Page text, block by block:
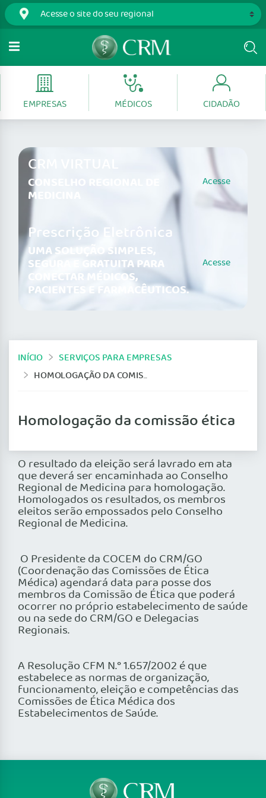
EMPRESAS MÉDICOS CIDADÃO
CRM VIRTUAL
CONSELHO REGIONAL DE
MEDICINA
Acesse
Prescrição Eletrônica
UMA SOLUÇÃO SIMPLES,
SEGURA E GRATUITA PARA
CONECTAR MÉDICOS,
PACIENTES E FARMACÊUTICOS.
Acesse
INÍCIO
SERVIÇOS PARA EMPRESAS
HOMOLOGAÇÃO DA COMISSÃO ÉTICA
Homologação da comissão ética
O resultado da eleição será lavrado em ata
que deverá ser encaminhada ao Conselho
Regional de Medicina para homologação.
Homologados os resultados, os membros
eleitos serão empossados pelo Conselho
Regional de Medicina.
O Presidente da COCEM do CRM/GO
(Coordenação das Comissões de Ética
Médica) agendará data para posse dos
membros da Comissão de Ética que poderá
ocorrer no próprio estabelecimento de saúde
ou na sede do CRM/GO e Delegacias
Regionais.
A Resolução CFM N.° 1.657/2002 é que
estabelece as normas de organização,
funcionamento, eleição e competências das
Comissões de Ética Médica dos
Estabelecimentos de Saúde.